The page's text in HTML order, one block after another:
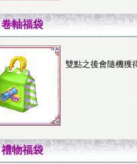
卷軸福袋
雙點之後會隨機獲
禮物福袋